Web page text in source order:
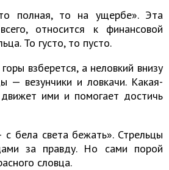
полная, то на ущербе». Эта
относится к финансовой
То густо, то пусто.
взберется, а неловкий внизу
— везунчики и ловкачи. Какая-
ими и помогает достичь
бела света бежать». Стрельцы
за правду. Но сами порой
словца.